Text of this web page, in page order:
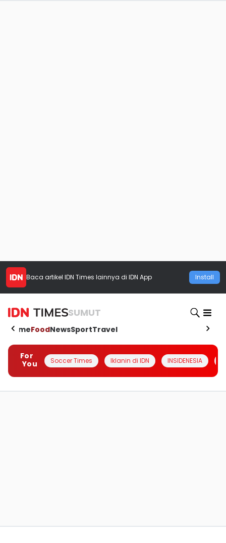
Baca artikel IDN Times lainnya di IDN App Install
SUMUT
HomeFoodNewsSportTravel
For
You
Soccer Times Iklanin di IDN INSIDENESIA